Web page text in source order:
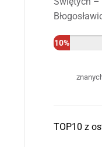
10%
TOP10 z